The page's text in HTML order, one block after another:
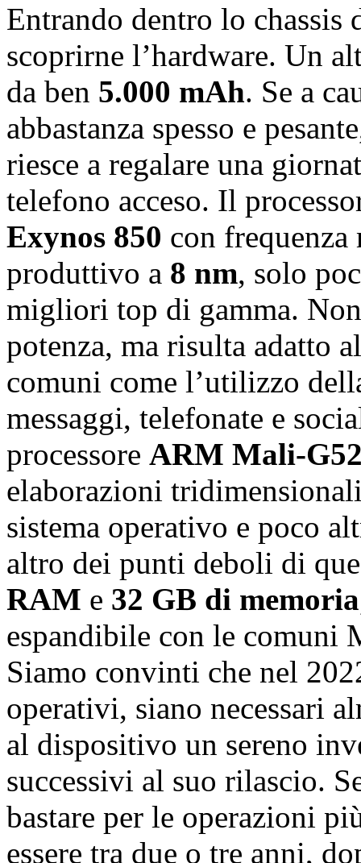
Entrando dentro lo chassis
scoprirne l’hardware. Un
da ben 5.000 mAh. Se a
abbastanza spesso e
riesce a regalare una
telefono acceso. Il
Exynos 850 con frequenza
produttivo a 8 nm, solo
migliori top di gamma.
potenza, ma risulta adatto
comuni come l’utilizzo
messaggi, telefonate e
processore ARM Mali-
elaborazioni
sistema operativo e poco
altro dei punti deboli di
RAM e 32 GB di memoria
espandibile con le comuni
Siamo convinti che nel
operativi, siano necessari
al dispositivo un sereno
successivi al suo rilascio.
bastare per le operazioni
essere tra due o tre anni,